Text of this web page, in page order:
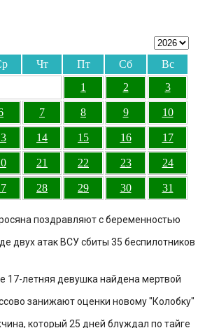
Чт Пт Сб
Вс
1
2 3
7 8 9 10
14 15 16 17
21 22 23 24
28 29 30 31
поздравляют с беременностью
двух атак ВСУ сбиты 35 беспилотников
17-летняя девушка найдена мертвой
занижают оценки новому "Колобку"
который 25 дней блуждал по тайге